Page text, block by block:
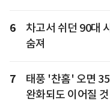
6
차고서 쉬던 90대
숨져
7
태풍 '찬홈' 오면
완화되도 이어질